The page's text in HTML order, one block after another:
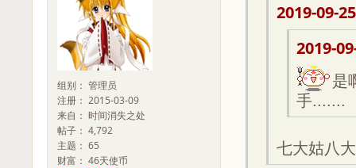
组别： 管理员
注册： 2015-03-09
来自： 时间消失之处
帖子： 4,792
主题： 65
财富： 46天使币
2019-09-
2019-
是
手.......
七大姑八